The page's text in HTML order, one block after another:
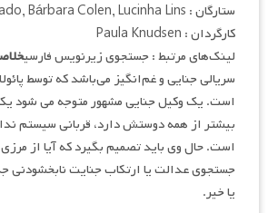
ستارگان : Camila Morgado, Bárbara Colen, Lucinha Lins
کارگردان : Paula Knudsen
لینک‌های مرتبط : جستجوی زیرنویس فارسی
سریالی جنایی و غم‌انگیز می‌باشد که توسط
است. یک وکیل جنایی مشهور متوجه می شود
بیشتر از همه دوستش دارد، قربانی سیستم
است. حال وی باید تصمیم بگیرد که آیا از
جستجوی عدالت یا ارتکاب جنایت نابخشودنی
یا خیر.